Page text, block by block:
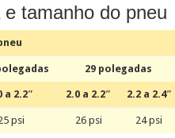
tamanho do pneu
29 polegadas
a 2.2″ 2.0 a 2.2″ 2.2 a 2.4″
psi 26 psi 24 psi